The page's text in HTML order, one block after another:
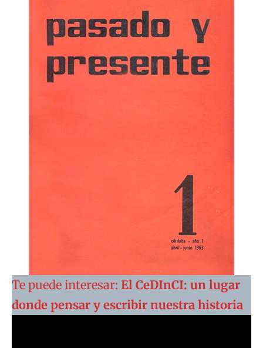
Te puede interesar: El CeDInCI: un lugar
donde pensar y escribir nuestra historia